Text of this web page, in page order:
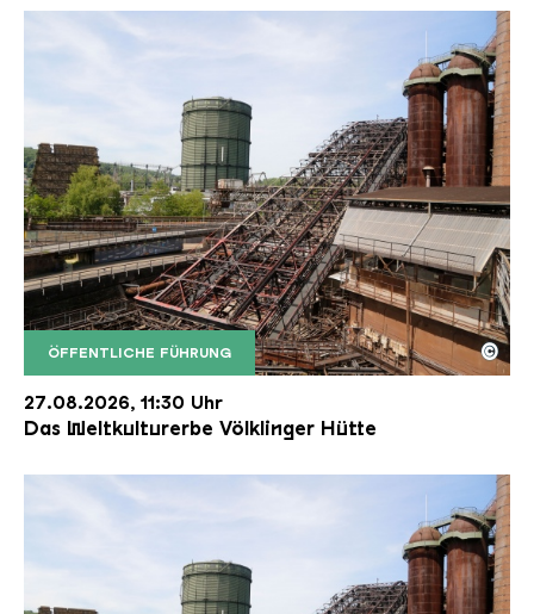
ÖFFENTLICHE FÜHRUNG
Der Erzschrägaufzug der Völklinger Hütte mit
Copyright: Weltkulturerbe Völklinger Hütte | Karl
©
27.08.2026, 11:30 Uhr
Das Weltkulturerbe Völklinger Hütte